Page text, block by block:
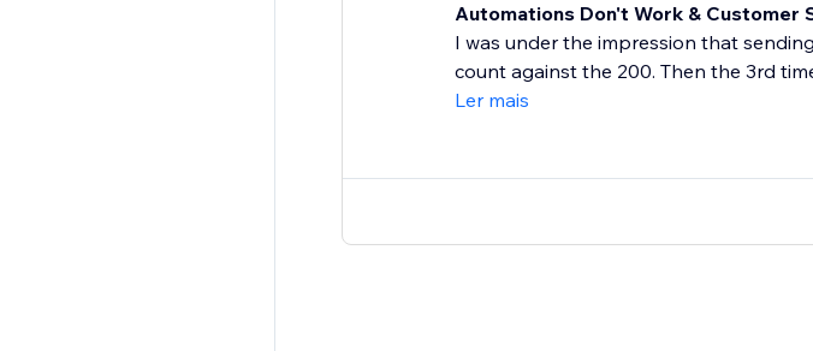
Automations Don't Work & Customer
I was under the impression that
count against the 200. Then the 3rd
Ler mais